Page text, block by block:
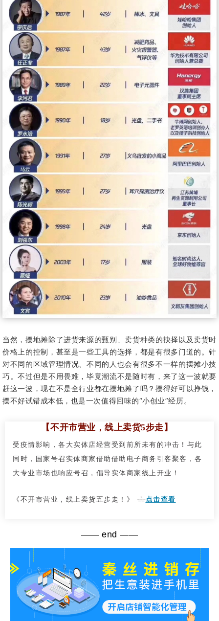
当然，摆地摊除了进货来源的甄别、卖货种类的抉择以及卖货时
价格上的控制，甚至是一些工具的选择，都是有很多门道的。针
对不同的区域管理情况、不同的人也会有很多不一样的摆摊小技
巧。不过但是不用畏难，毕竟潮流不是随时有，来了这一波就要
赶这一波，现在不是全行业都在摆地摊了吗？摆得好可以挣钱，
摆不好试错成本低，也是一次值得回味的“小创业”经历。
【不开市营业，线上卖货5步走】
受疫情影响，各大实体店经营受到前所未有的冲击！与此
同时，国家号召实体商家借助借助电子商务引客聚客，各
大专业市场也响应号召，倡导实体商家线上开业！
《 不开市营业，线上卖货五步走！ 》 点击查看
—— end ——